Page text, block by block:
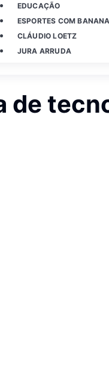
EDUCAÇÃO
ESPORTES COM
CLÁUDIO LOETZ
JURA ARRUDA
de